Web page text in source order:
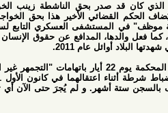
قد صدر بحق الناشطة زينب الخواجة بتهمة
الثاني من عام 2011. و سيُضاف الحكم القضائي الأخير هذا بحق الخواجة إلى حكم
المستشفى العسكري التابع لسجن النساء
المدافع عن حقوق الإنسان عبد الهادي
عام 2011.
من المقرر أن تمثل زينب الخواجة و الناشطة معصومة السيد شرف أمام المحكمة يوم 22 أيار باتهامات "التجمهر غير القانوني" و
"التحريض على كراهية النظام" و تهمة أخرى تتعلق باعتداء مزعوم على ضباط شرطة أثناء اعتقالهما في كانون الأول 2011. تمت
و لم يُجرَ حتى الآن أي تحقيق فيما